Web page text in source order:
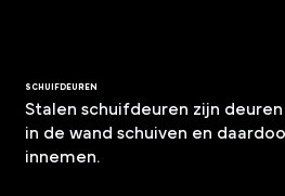
SCHUIFDEUREN
Stalen schuifdeuren zijn
in de wand schuiven en
innemen.